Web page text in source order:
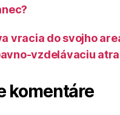
vracia do svojho
vzdelávaciu
komentáre